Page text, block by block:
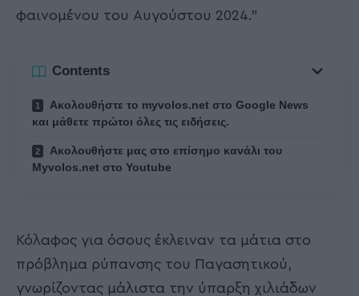
φαινομένου του Αυγούστου 2024.”
Contents
Ακολουθήστε το myvolos.net στο Google News
και μάθετε πρώτοι όλες τις ειδήσεις.
Ακολουθήστε μας στο επίσημο κανάλι του
Myvolos.net στο Youtube
Κόλαφος για όσους έκλειναν τα μάτια στο
πρόβλημα ρύπανσης του Παγασητικού,
γνωρίζοντας μάλιστα την ύπαρξη χιλιάδων